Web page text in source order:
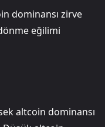
dominansı zirve
eğilimi
altcoin dominansı